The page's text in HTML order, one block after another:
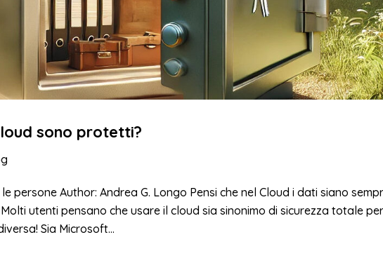
sono protetti?
persone Author: Andrea G. Longo Pensi che nel Cloud i dati siano
utenti pensano che usare il cloud sia sinonimo di sicurezza totale
Sia Microsoft...